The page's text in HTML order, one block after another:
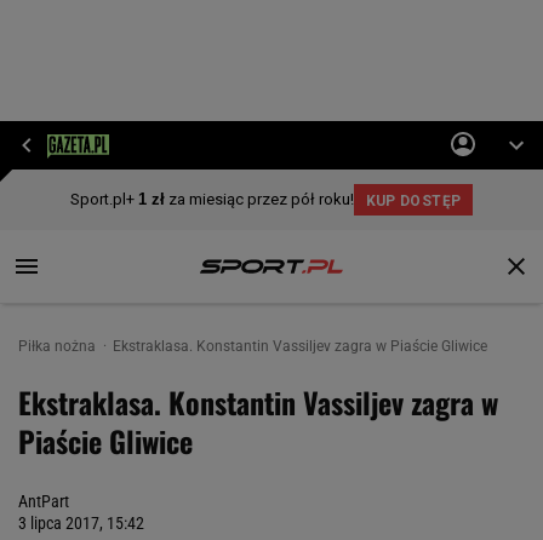
Piłka nożna Ekstraklasa. Konstantin Vassiljev zagra w Piaście Gliwice
Ekstraklasa. Konstantin Vassiljev zagra w
Piaście Gliwice
AntPart
3 lipca 2017, 15:42